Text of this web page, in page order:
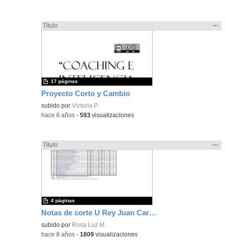
Proyecto Corto y Cambio
Encontrado «cortar» en:
Título
la
…
subido porVictoria P.
17 páginas
-hace 6 años -593 visualizaciones
Notas de corte U Rey Juan Carlos
Encontrado «cortar» en:
Título
la
…
subido por Rosa Luz M.
4 páginas
-hace 8 años -1809 visualizaciones